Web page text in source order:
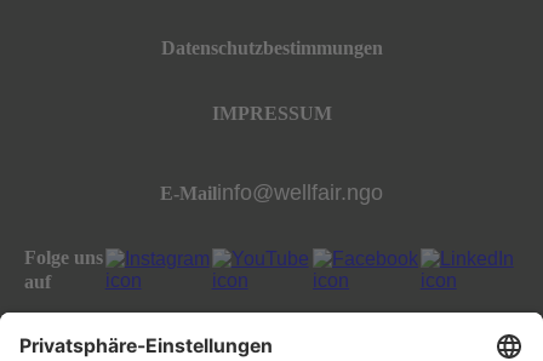
Datenschutzbestimmungen
IMPRESSUM
E-Mailinfo@wellfair.ngo
Folge uns
auf
All rights reserved well:fair foundation 2023.